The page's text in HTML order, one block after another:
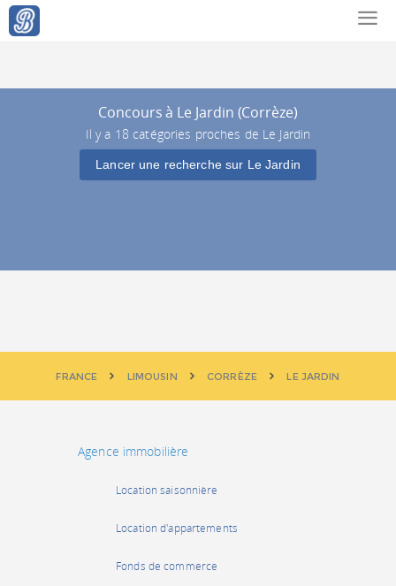
Concours à Le Jardin (Corrèze)
Il y a 18 catégories proches de Le Jardin
Lancer une recherche sur Le Jardin
FRANCE LIMOUSIN CORRÈZE LE JARDIN
Agence immobilière
Location saisonnière
Location d'appartements
Fonds de commerce